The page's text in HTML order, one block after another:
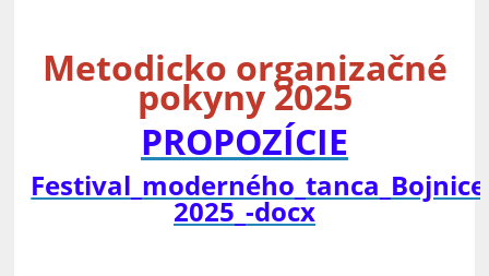
Metodicko organizačné
pokyny 2025
PROPOZÍCIE
Festival_moderného_tanca_Bojnice
2025_-docx